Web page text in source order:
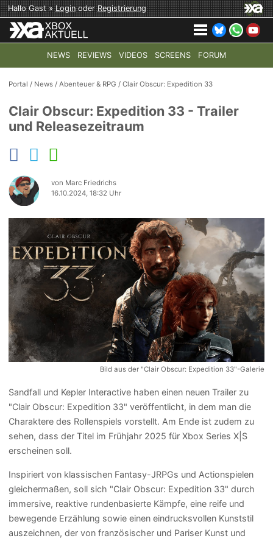
Hallo Gast »LoginoderRegistrierung
NEWS REVIEWS VIDEOS SCREENS FORUM
TOP-THEMEN: COD: MODERN WARFARE 4 HALO:
Portal / News /Abenteuer & RPG /Clair Obscur: Expedition 33
Clair Obscur: Expedition 33 - Trailer
und Releasezeitraum
von Marc Friedrichs
16.10.2024, 18:32 Uhr
Bild aus der "Clair Obscur: Expedition 33"-Galerie
Sandfall und Kepler Interactive haben einen neuen Trailer zu
"Clair Obscur: Expedition 33" veröffentlicht, in dem man die
Charaktere des Rollenspiels vorstellt. Am Ende ist zudem zu
sehen, dass der Titel im Frühjahr 2025 für Xbox Series X|S
erscheinen soll.
Inspiriert von klassischen Fantasy-JRPGs und Actionspielen
gleichermaßen, soll sich "Clair Obscur: Expedition 33" durch
immersive, reaktive rundenbasierte Kämpfe, eine reife und
bewegende Erzählung sowie einen eindrucksvollen Kunststil
auszeichnen, der von französischer und Pariser Kunst und